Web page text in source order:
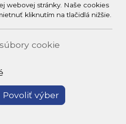
webovej stránky. Naše cookies
kliknutím na tlačidlá nižšie.
cookie
Povoliť výber
majster.sk
mayabella s.r.o., Všetky práva